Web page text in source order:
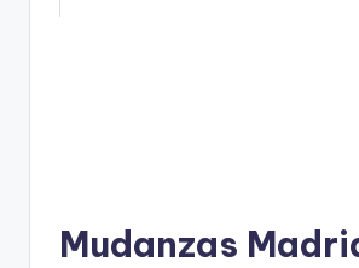
Mudanzas